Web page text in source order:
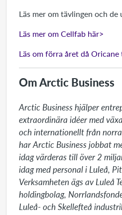
Läs mer om tävlingen och de
Läs mer om Cellfab här>
Läs om förra året då
Om Arctic Business
Arctic Business hjälper
extraordinära idéer med
och internationellt från
har Arctic Business jobbat
idag värderas till över 2
idag med personal i Luleå,
Verksamheten ägs av Luleå
holdingbolag,
Luleå- och Skellefteå